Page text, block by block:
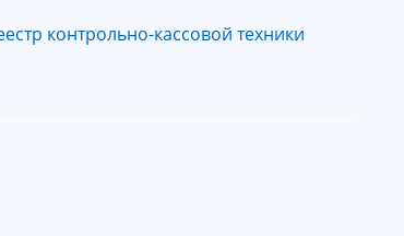
контрольно-кассовой техники